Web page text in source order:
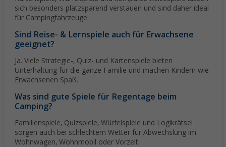
sich besonders platzsparend verstauen und sind daher ideal
für Campingfahrzeuge.
Sind Reise- & Lernspiele auch für Erwachsene
geeignet?
Ja. Viele Strategie-, Quiz- und Kartenspiele bieten
Unterhaltung für die ganze Familie und machen Kindern wie
Erwachsenen Spaß.
Was sind gute Spiele für Regentage beim
Camping?
Familienspiele, Quizspiele, Würfelspiele und Logikrätsel
sorgen auch bei schlechtem Wetter für Abwechslung im
Wohnwagen, Wohnmobil oder Vorzelt.